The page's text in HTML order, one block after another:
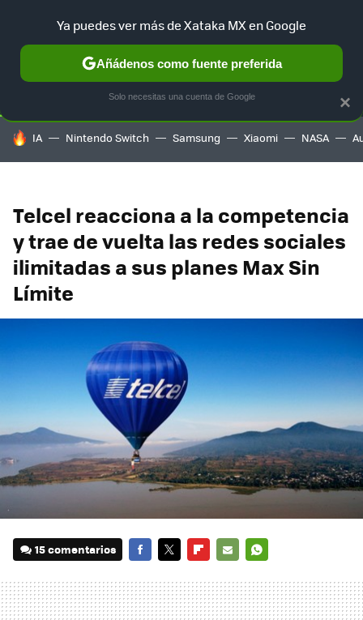
SELECCIÓN GAMING HOME AUTO TERRITORIO
HOY SE HABLA DE
IA Nintendo Switch Samsung Xiaomi NASA
Telcel reacciona a la competencia
y trae de vuelta las redes sociales
ilimitadas a sus planes Max Sin
Límite
15 comentarios
MAIL
×
Ya puedes ver más de Xataka MX en Google
Añádenos como fuente preferida
Solo necesitas una cuenta de Google